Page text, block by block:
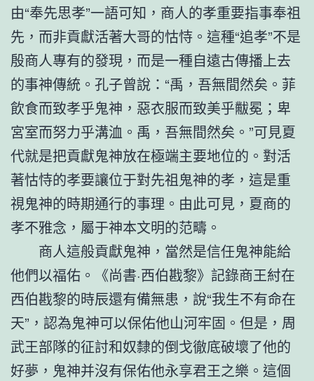
由“奉先思孝”一語可知，商人的孝重要指事奉祖
先，而非貢獻活著大哥的怙恃。這種“追孝”不是
殷商人專有的發現，而是一種自遠古傳播上去
的事神傳統。孔子曾說：“禹，吾無間然矣。菲
飲食而致孝乎鬼神，惡衣服而致美乎黻冕；卑
宮室而努力乎溝洫。禹，吾無間然矣。”可見夏
代就是把貢獻鬼神放在極端主要地位的。對活
著怙恃的孝要讓位于對先祖鬼神的孝，這是重
視鬼神的時期通行的事理。由此可見，夏商的
孝不雅念，屬于神本文明的范疇。
商人這般貢獻鬼神，當然是信任鬼神能給
他們以福佑。《尚書·西伯戡黎》記錄商王紂在
西伯戡黎的時辰還有備無患，說“我生不有命在
天”，認為鬼神可以保佑他山河牢固。但是，周
武王部隊的征討和奴隸的倒戈徹底破壞了他的
好夢，鬼神并沒有保佑他永享君王之樂。這個